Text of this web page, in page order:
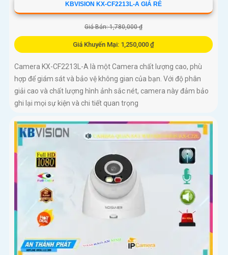
KBVISION KX-CF2213L-A GIÁ RẺ
Giá Bán: 1,780,000 ₫
Giá Khuyến Mại: 1,250,000 ₫
Camera KX-CF2213L-A là một Camera chất lượng cao, phù
hợp để giám sát và bảo vệ không gian của bạn. Với độ phân
giải cao và chất lượng hình ảnh sắc nét, camera này đảm bảo
ghi lại mọi sự kiện và chi tiết quan trọng